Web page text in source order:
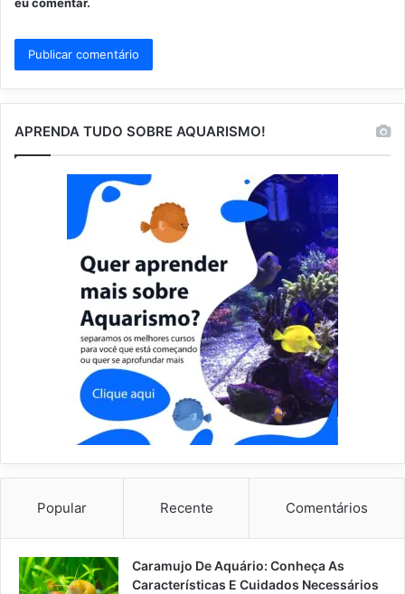
eu comentar.
APRENDA TUDO SOBRE AQUARISMO!
Popular Recente Comentários
Caramujo De Aquário: Conheça As
Características E Cuidados Necessários